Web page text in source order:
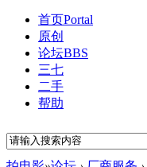
首页Portal
原创
论坛BBS
三七
二手
帮助